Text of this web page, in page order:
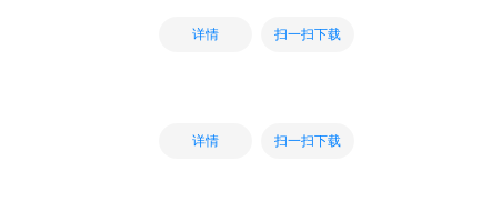
详情 扫一扫下载
详情 扫一扫下载